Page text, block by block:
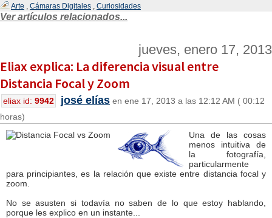
Arte , Cámaras Digitales , Curiosidades
Ver artículos relacionados...
jueves, enero 17, 2013
Eliax explica: La diferencia visual entre
Distancia Focal y Zoom
eliax id: 9942 josé elías en ene 17, 2013 a las 12:12 AM ( 00:12
horas)
Una de las cosas
menos intuitiva de
la fotografía,
particularmente
para principiantes, es la relación que existe entre distancia focal y
zoom.
No se asusten si todavía no saben de lo que estoy hablando,
porque les explico en un instante...